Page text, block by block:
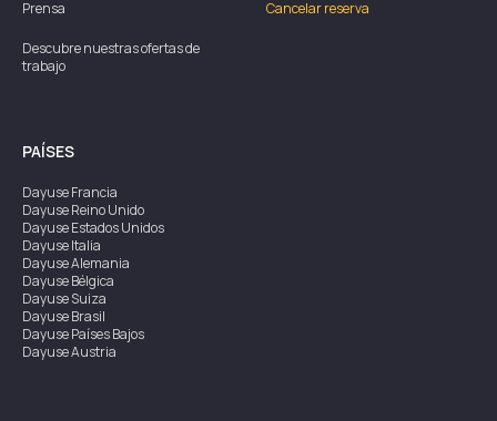
Prensa
Descubre nuestras ofertas de
trabajo
Cancelar reserva
PAÍSES
DayuseFrancia
DayuseReino Unido
DayuseEstados Unidos
DayuseItalia
DayuseAlemania
DayuseBélgica
DayuseSuiza
DayuseBrasil
DayusePaíses Bajos
DayuseAustria